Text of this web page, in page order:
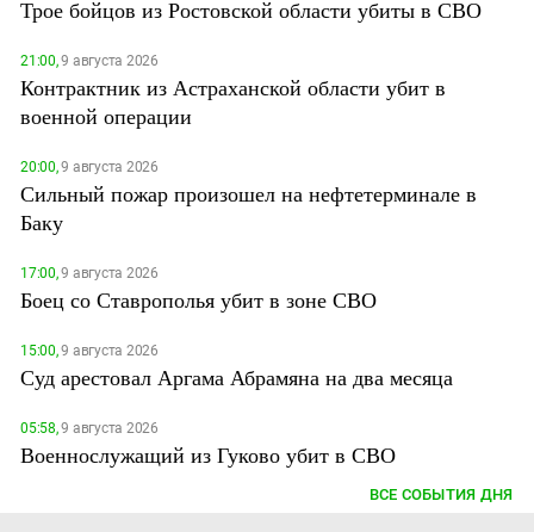
Трое бойцов из Ростовской области убиты в СВО
21:00,9 августа 2026
Контрактник из Астраханской области убит в
военной операции
20:00,9 августа 2026
Сильный пожар произошел на нефтетерминале в
Баку
17:00,9 августа 2026
Боец со Ставрополья убит в зоне СВО
15:00,9 августа 2026
Суд арестовал Аргама Абрамяна на два месяца
05:58,9 августа 2026
Военнослужащий из Гуково убит в СВО
ВСЕ СОБЫТИЯ ДНЯ